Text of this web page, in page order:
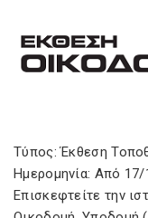
Τύπος: Έκθεση
Ημερομηνία: Από
Επισκεφτείτε την